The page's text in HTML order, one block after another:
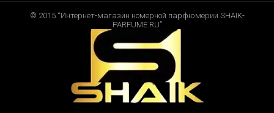
© 2015 “Интернет-магазин номерной парфюмерии SHAIK-
PARFUME.RU”